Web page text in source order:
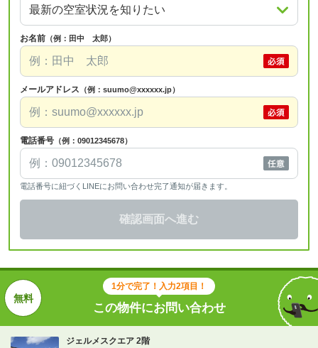
お名前 （例：田中 太郎）
メールアドレス （例：suumo@xxxxxx.jp）
電話番号 （例：09012345678）
電話番号に紐づくLINEにお問い合わせ完了通知が届きます。
確認画面へ進む
1分で完了！入力2項目！
この物件にお問い合わせ
ジェルメスクエア 2階